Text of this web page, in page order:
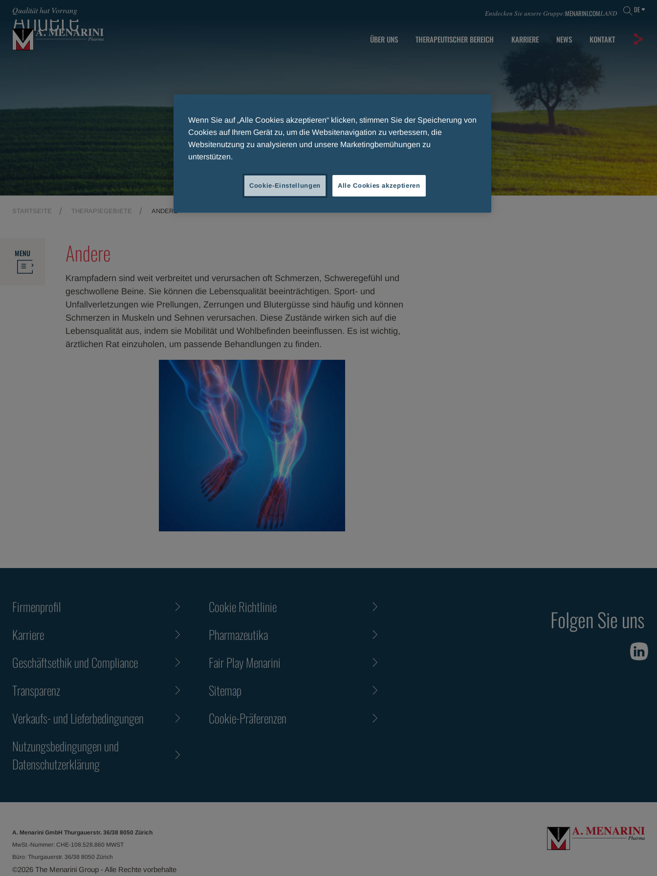
Qualität hat Vorrang Entdecken Sie unsere Gruppe:MENARINI.COMLAND DE
ÜBER UNS THERAPEUTISCHER BEREICH KARRIERE NEWS KONTAKT
Andere
STARTSEITE THERAPIEGEBIETE ANDERE
MENU Andere
Krampfadern sind weit verbreitet und verursachen oft Schmerzen, Schweregefühl und
geschwollene Beine. Sie können die Lebensqualität beeinträchtigen. Sport- und
Unfallverletzungen wie Prellungen, Zerrungen und Blutergüsse sind häufig und können
Schmerzen in Muskeln und Sehnen verursachen. Diese Zustände wirken sich auf die
Lebensqualität aus, indem sie Mobilität und Wohlbefinden beeinflussen. Es ist wichtig,
ärztlichen Rat einzuholen, um passende Behandlungen zu finden.
Firmenprofil
Karriere
Geschäftsethik und Compliance
Transparenz
Verkaufs- und Lieferbedingungen
Nutzungsbedingungen und
Datenschutzerklärung
Cookie Richtlinie
Pharmazeutika
Fair Play Menarini
Sitemap
Cookie-Präferenzen
Folgen Sie uns
A. Menarini GmbH Thurgauerstr. 36/38 8050 Zürich
MwSt.-Nummer: CHE-108.528.860 MWST
Büro: Thurgauerstr. 36/38 8050 Zürich
©2026 The Menarini Group - Alle Rechte vorbehalte
Wenn Sie auf „Alle Cookies akzeptieren“ klicken, stimmen Sie der Speicherung von
Cookies auf Ihrem Gerät zu, um die Websitenavigation zu verbessern, die
Websitenutzung zu analysieren und unsere Marketingbemühungen zu
unterstützen.
Alle Cookies akzeptieren
Cookie-Einstellungen